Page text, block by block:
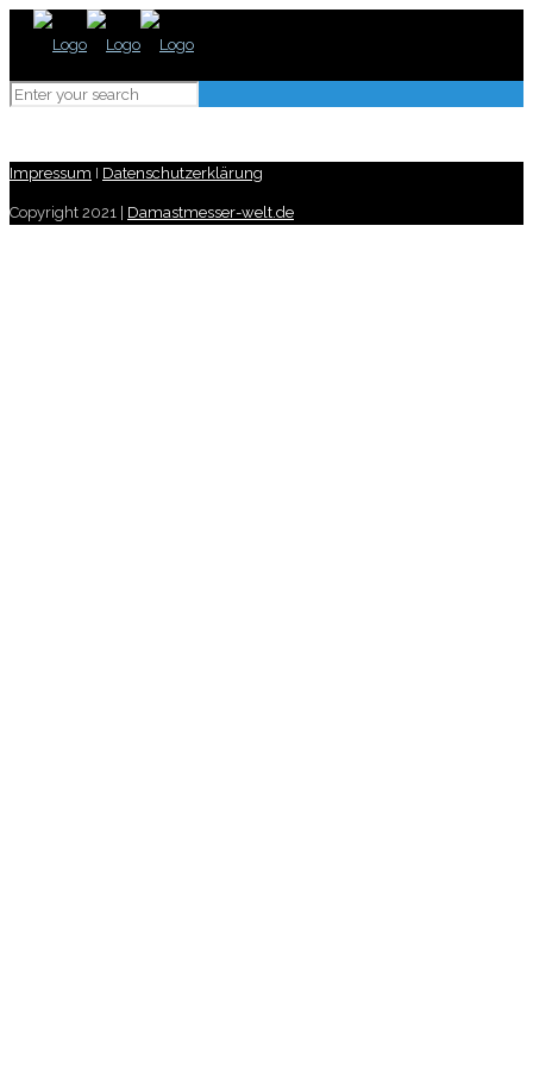
Impressum I Datenschutzerklärung
Copyright 2021 | Damastmesser-welt.de